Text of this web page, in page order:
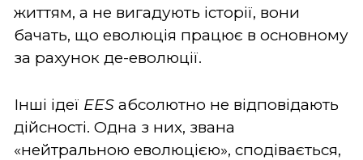
життям, а не вигадують історії, вони
бачать, що еволюція працює в основному
за рахунок де-еволюції.
Інші ідеї EES абсолютно не відповідають
дійсності. Одна з них, звана
«нейтральною еволюцією», сподівається,